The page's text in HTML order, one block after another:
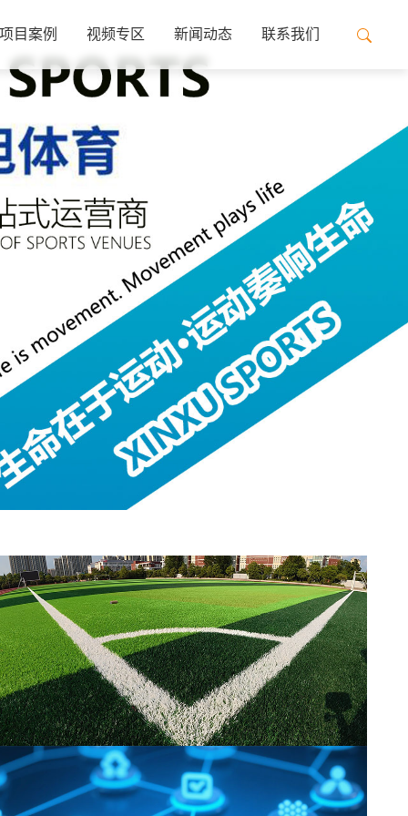
项目案例 视频专区 新闻动态 联系我们